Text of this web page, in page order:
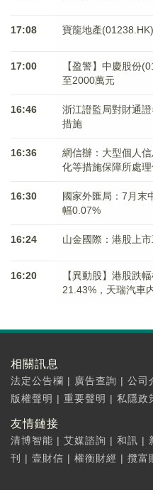
17:08 寶龍地產
17:00
【盈警】中慶股份
至2000萬元
16:46
浙江證監局對財通
措施
16:36
網信辦：大型個人
化等措施保障所處
16:30
國家外匯局：7月末
幅0.07%
16:24 山金國際：港股上
16:20
【異動股】港股跌
21.43%，天瑞汽車
相關訊息
法定公告欄 | 廣告查詢 | 公司
版權聲明 | 重要聲明 | 私隱政
友情鏈接
清博智能 | 艾媒諮詢 | 和訊 |
刊
| 壹財信 | 權衡財經 | 攬富